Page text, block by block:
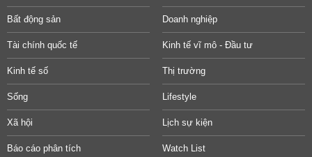
Bất động sản Doanh nghiệp
Tài chính quốc tế Kinh tế vĩ mô - Đầu tư
Kinh tế số Thị trường
Sống Lifestyle
Xã hội Lịch sự kiện
Báo cáo phân tích Watch List